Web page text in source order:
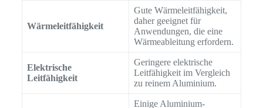
Wärmeleitfähigkeit
Gute Wärmeleitfähigkeit,
daher geeignet für
Anwendungen, die eine
Wärmeableitung erfordern.
Elektrische
Leitfähigkeit
Geringere elektrische
Leitfähigkeit im Vergleich
zu reinem Aluminium.
Einige Aluminium-